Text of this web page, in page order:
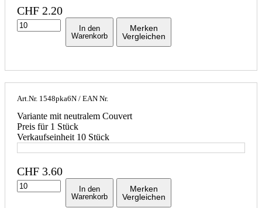
CHF 2.20
In den
Warenkorb
Merken
Vergleichen
Art.Nr. 1548pka6N / EAN Nr.
Variante mit neutralem Couvert
Preis für 1 Stück
Verkaufseinheit 10 Stück
CHF 3.60
In den
Warenkorb
Merken
Vergleichen